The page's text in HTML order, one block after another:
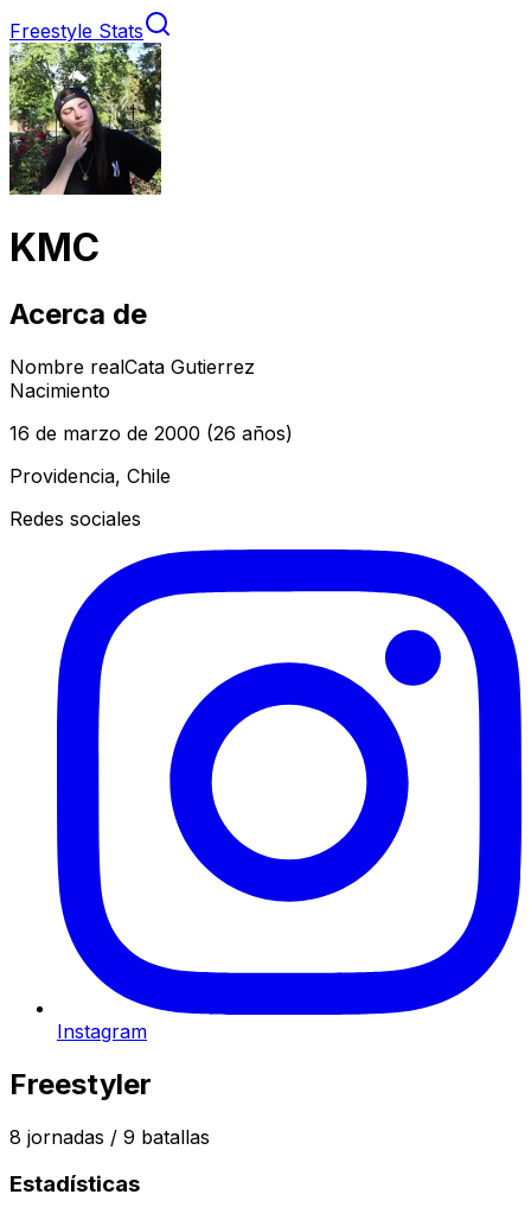
Freestyle Stats
KMC
Acerca de
Nombre realCata Gutierrez
Nacimiento
16 de marzo de 2000 (26 años)
Providencia, Chile
Redes sociales
Instagram
Freestyler
8 jornadas / 9 batallas
Estadísticas